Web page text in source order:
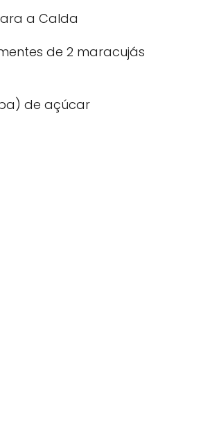
a Calda
de 2 maracujás
de açúcar